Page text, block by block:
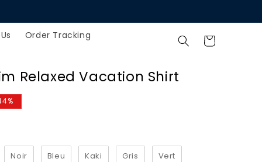
Order Tracking Cart
Relaxed Vacation Shirt
Noir Bleu Kaki Gris Vert